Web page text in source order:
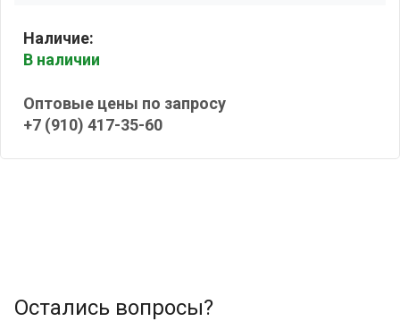
Наличие:
В наличии
Оптовые цены по запросу
+7 (910) 417-35-60
Остались вопросы?